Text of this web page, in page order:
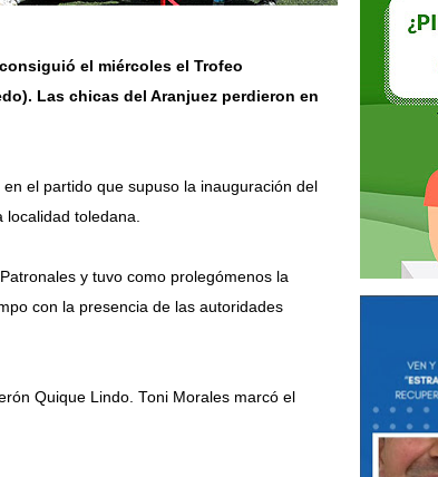
el miércoles el Trofeo
Las chicas del Aranjuez perdieron en
el partido que supuso la inauguración del
localidad toledana.
y tuvo como prolegómenos la
con la presencia de las autoridades
Quique Lindo. Toni Morales marcó el